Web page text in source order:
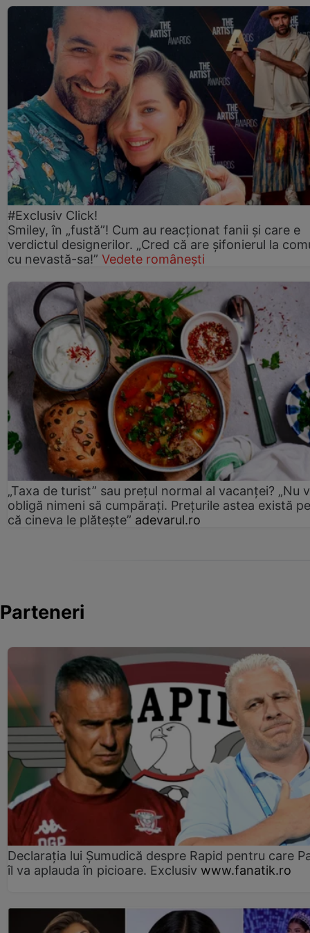
#Exclusiv Click!
Smiley, în „fustă”! Cum au reacționat fanii și care e
verdictul designerilor. „Cred că are șifonierul la
cu nevastă-sa!” Vedete românești
„Taxa de turist” sau prețul normal al vacanței? „Nu
obligă nimeni să cumpărați. Prețurile astea există
că cineva le plătește” adevarul.ro
Parteneri
Declarația lui Șumudică despre Rapid pentru care
îl va aplauda în picioare. Exclusiv www.fanatik.ro